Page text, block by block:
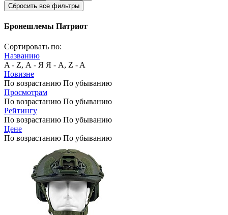
Сбросить все фильтры
Бронешлемы Патриот
Сортировать по:
Названию
A - Z, А - Я Я - А, Z - A
Новизне
По возрастанию По убыванию
Просмотрам
По возрастанию По убыванию
Рейтингу
По возрастанию По убыванию
Цене
По возрастанию По убыванию